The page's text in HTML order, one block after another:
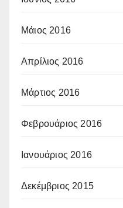
Μάιος 2016
Απρίλιος 2016
Μάρτιος 2016
Φεβρουάριος 2016
Ιανουάριος 2016
Δεκέμβριος 2015